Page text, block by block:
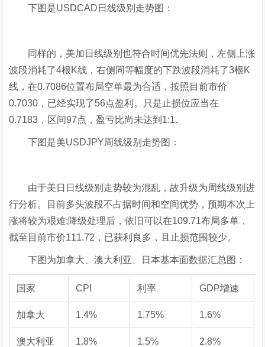
下图是USDCAD日线级别走势图：
同样的，美加日线级别也符合时间优先法则，左侧上涨
波段消耗了4根K线，右侧同等幅度的下跌波段消耗了3根K
线，在0.7086位置布局空单最为合适，按照目前市价
0.7030，已经实现了56点盈利。只是止损位应当在
0.7183，区间97点，盈亏比尚未达到1:1.
下图是美USDJPY周线级别走势图：
由于美日日线级别走势较为混乱，故升级为周线级别进
行分析。目前多头波段不占据时间和空间优势，预期本次上
涨将较为艰难;降级处理后，依旧可以在109.71布局多单，
截至目前市价111.72，已获利良多，且止损范围较少。
下图为加拿大、澳大利亚、日本基本面数据汇总图：
国家 CPI 利率 GDP增速
加拿大 1.4% 1.75% 1.6%
澳大利亚 1.8% 1.5% 2.8%